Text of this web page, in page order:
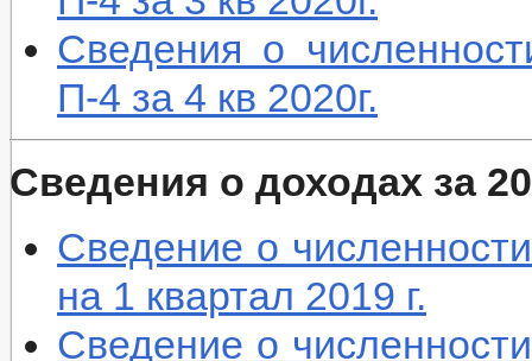
Сведения о
П-4 за 4 кв 2020г.
Сведения о доходах за
Сведение о
на 1 квартал 2019 г.
Сведение о